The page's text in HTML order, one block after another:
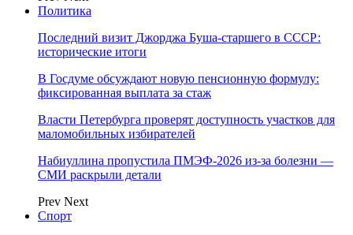
Политика
Последний визит Джорджа Буша-старшего в СССР:
исторические итоги
В Госдуме обсуждают новую пенсионную формулу:
фиксированная выплата за стаж
Власти Петербурга проверят доступность участков для
маломобильных избирателей
Набиуллина пропустила ПМЭФ-2026 из-за болезни —
СМИ раскрыли детали
Prev Next
Спорт